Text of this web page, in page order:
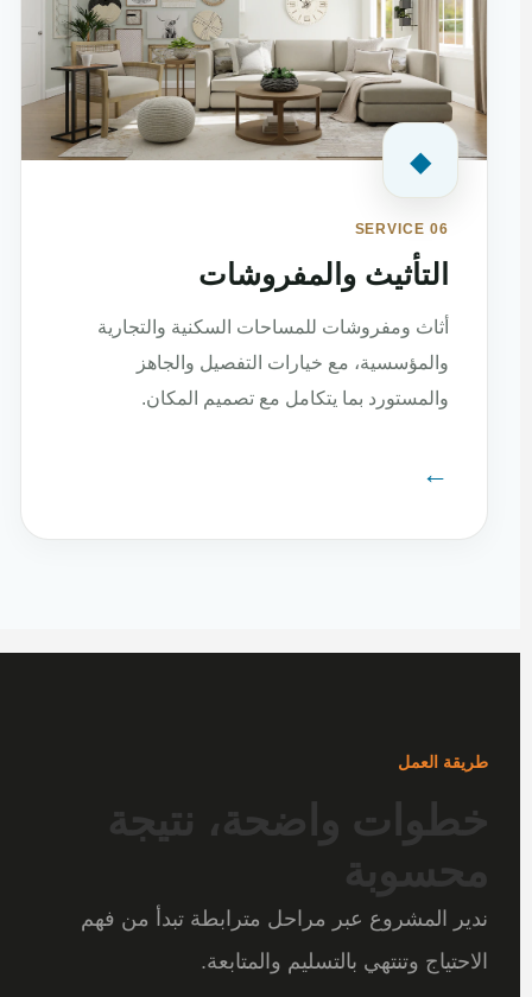
◆
SERVICE 06
التأثيث والمفروشات
أثاث ومفروشات للمساحات السكنية والتجارية
والمؤسسية، مع خيارات التفصيل والجاهز
والمستورد بما يتكامل مع تصميم المكان.
←
طريقة العمل
خطوات واضحة، نتيجة
محسوبة
ندير المشروع عبر مراحل مترابطة تبدأ من فهم
الاحتياج وتنتهي بالتسليم والمتابعة.